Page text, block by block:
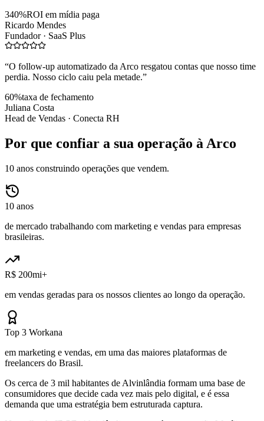
340%ROI em mídia paga
Ricardo Mendes
Fundador · SaaS Plus
“O follow-up automatizado da Arco resgatou contas que nosso time
perdia. Nosso ciclo caiu pela metade.”
60%taxa de fechamento
Juliana Costa
Head de Vendas · Conecta RH
Por que confiar a sua operação à Arco
10 anos construindo operações que vendem.
10 anos
de mercado trabalhando com marketing e vendas para empresas
brasileiras.
R$ 200mi+
em vendas geradas para os nossos clientes ao longo da operação.
Top 3 Workana
em marketing e vendas, em uma das maiores plataformas de
freelancers do Brasil.
Os cerca de 3 mil habitantes de Alvinlândia formam uma base de
consumidores que decide cada vez mais pelo digital, e é essa
demanda que uma estratégia bem estruturada captura.